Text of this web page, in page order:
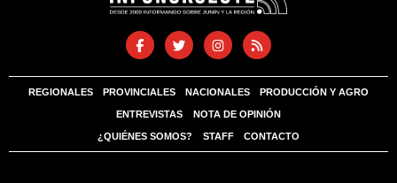
REGIONALES PROVINCIALES NACIONALES PRODUCCIÓN Y AGRO
ENTREVISTAS NOTA DE OPINIÓN
¿QUIÉNES SOMOS? STAFF CONTACTO